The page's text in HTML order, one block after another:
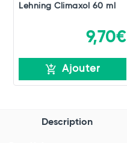
Lehning Climaxol 60 ml
9,70€
Ajouter
Description